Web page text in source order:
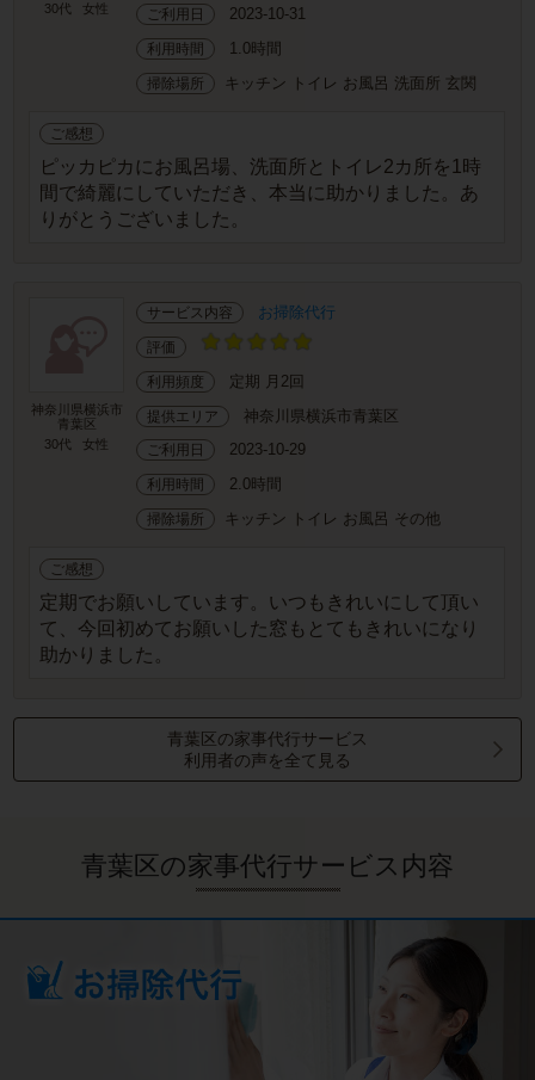
30代
女性 ご利用日 2023-10-31
利用時間 1.0時間
掃除場所 キッチン トイレ お風呂 洗面所 玄関
ご感想
ピッカピカにお風呂場、洗面所とトイレ2カ所を1時
間で綺麗にしていただき、本当に助かりました。あ
りがとうございました。
神奈川県横浜市
青葉区
30代
女性
サービス内容 お掃除代行
評価
利用頻度 定期 月2回
提供エリア 神奈川県横浜市青葉区
ご利用日 2023-10-29
利用時間 2.0時間
掃除場所 キッチン トイレ お風呂 その他
ご感想
定期でお願いしています。いつもきれいにして頂い
て、今回初めてお願いした窓もとてもきれいになり
助かりました。
青葉区の家事代行サービス
利用者の声を全て見る
青葉区の家事代行サービス内容